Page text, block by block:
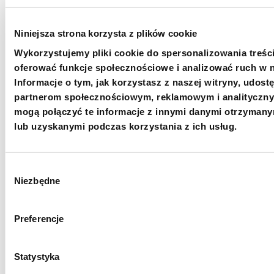
Niniejsza strona korzysta z plików cookie
Wykorzystujemy pliki cookie do spersonalizowania
oferować funkcje społecznościowe i analizować ruch w
Informacje o tym, jak korzystasz z naszej witryny,
partnerom społecznościowym, reklamowym i
mogą połączyć te informacje z innymi danymi
lub uzyskanymi podczas korzystania z ich usług.
zgody
Niezbędne
Preferencje
Statystyka
Uzupełnij dane
* Pole wymagane
Akceptuję